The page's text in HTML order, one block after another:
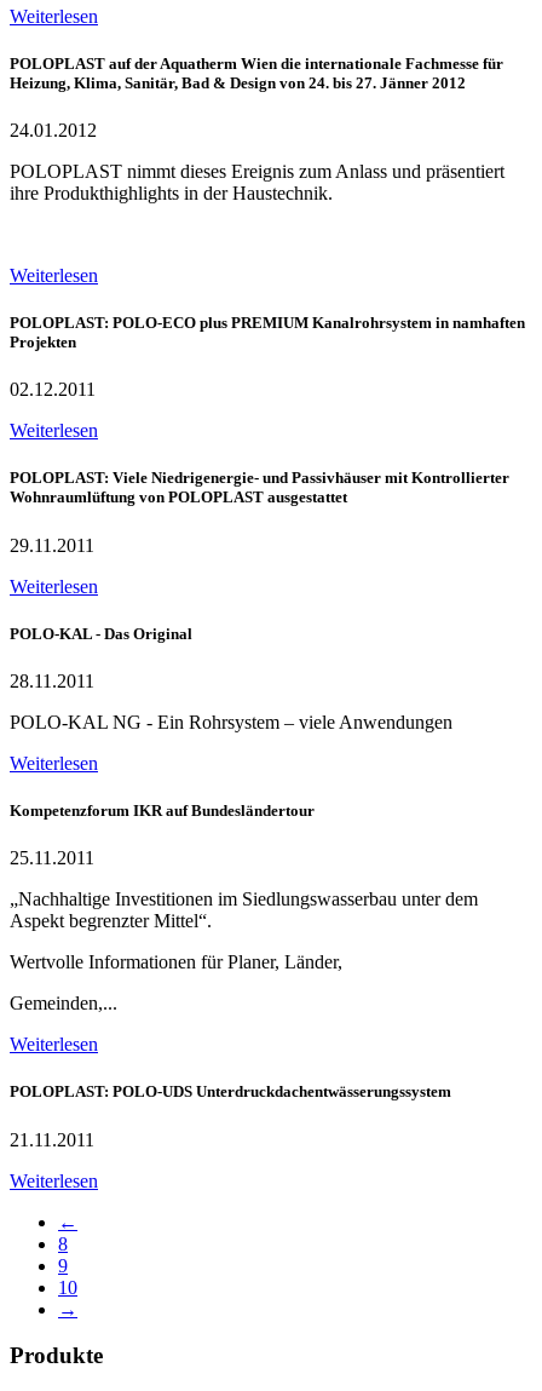
Weiterlesen
POLOPLAST auf der Aquatherm Wien die internationale Fachmesse für
Heizung, Klima, Sanitär, Bad & Design von 24. bis 27. Jänner 2012
24.01.2012
POLOPLAST nimmt dieses Ereignis zum Anlass und präsentiert
ihre Produkthighlights in der Haustechnik.
Weiterlesen
POLOPLAST: POLO-ECO plus PREMIUM Kanalrohrsystem in namhaften
Projekten
02.12.2011
Weiterlesen
POLOPLAST: Viele Niedrigenergie- und Passivhäuser mit Kontrollierter
Wohnraumlüftung von POLOPLAST ausgestattet
29.11.2011
Weiterlesen
POLO-KAL - Das Original
28.11.2011
POLO-KAL NG - Ein Rohrsystem – viele Anwendungen
Weiterlesen
Kompetenzforum IKR auf Bundesländertour
25.11.2011
„Nachhaltige Investitionen im Siedlungswasserbau unter dem
Aspekt begrenzter Mittel“.
Wertvolle Informationen für Planer, Länder,
Gemeinden,...
Weiterlesen
POLOPLAST: POLO-UDS Unterdruckdachentwässerungssystem
21.11.2011
Weiterlesen
←
8
9
10
→
Produkte